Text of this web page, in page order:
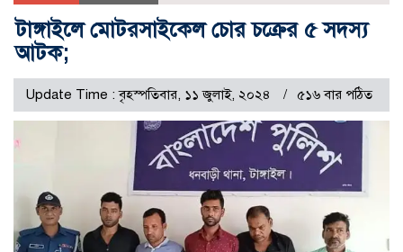
টাঙ্গাইলে মোটরসাইকেল চোর চক্রের ৫ সদস্য
আটক;
Update Time : বৃহস্পতিবার, ১১ জুলাই, ২০২৪ ৫১৬ বার পঠিত